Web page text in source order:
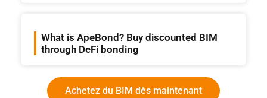
What is ApeBond? Buy discounted BIM
through DeFi bonding
Achetez du BIM dès maintenant